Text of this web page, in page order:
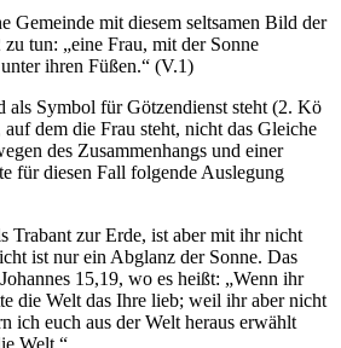
Gemeinde mit diesem seltsamen Bild der
tun: „eine Frau, mit der Sonne
ihren Füßen.“ (V.1)
Symbol für Götzendienst steht (2. Kö
dem die Frau steht, nicht das Gleiche
des Zusammenhangs und einer
für diesen Fall folgende Auslegung
Trabant zur Erde, ist aber mit ihr nicht
ist nur ein Abglanz der Sonne. Das
15,19, wo es heißt: „Wenn ihr
die Welt das Ihre lieb; weil ihr aber nicht
ich euch aus der Welt heraus erwählt
Welt.“